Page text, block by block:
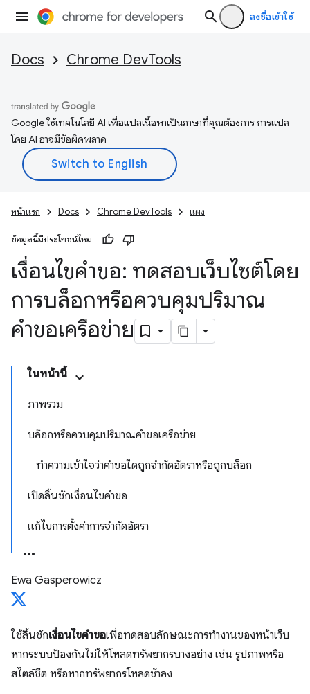
ลงชื่อเข้าใช้
Docs Chrome DevTools
Google ใช้เทคโนโลยี AI เพื่อแปลเนื้อหาเป็นภาษาที่คุณต้องการ การแปล
โดย AI อาจมีข้อผิดพลาด
หน้าแรก Docs Chrome DevTools แผง
ข้อมูลนี้มีประโยชน์ไหม
เงื่อนไขคำขอ: ทดสอบเว็บไซต์โดย
การบล็อกหรือควบคุมปริมาณ
คำขอเครือข่าย
ในหน้านี้
ภาพรวม
บล็อกหรือควบคุมปริมาณคำขอเครือข่าย
ทำความเข้าใจว่าคำขอใดถูกจำกัดอัตราหรือถูกบล็อก
เปิดลิ้นชักเงื่อนไขคำขอ
แก้ไขการตั้งค่าการจำกัดอัตรา
Ewa Gasperowicz
ใช้ลิ้นชักเงื่อนไขคำขอเพื่อทดสอบลักษณะการทำงานของหน้าเว็บ
หากระบบป้องกันไม่ให้โหลดทรัพยากรบางอย่าง เช่น รูปภาพหรือ
สไตล์ชีต หรือหากทรัพยากรโหลดช้าลง